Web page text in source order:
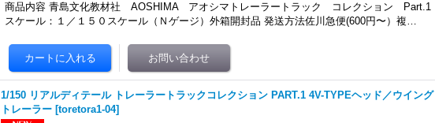
商品内容 青島文化教材社 AOSHIMA アオシマトレーラートラック コレクション Part.1
スケール：１／１５０スケール（Ｎゲージ）外箱開封品 発送方法佐川急便(600円〜）複…
1/150 リアルディテール トレーラートラックコレクション PART.1 4V-TYPEヘッド／ウイング
トレーラー [toretora1-04]